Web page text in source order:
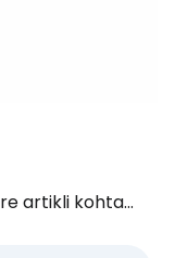
artikli kohta...